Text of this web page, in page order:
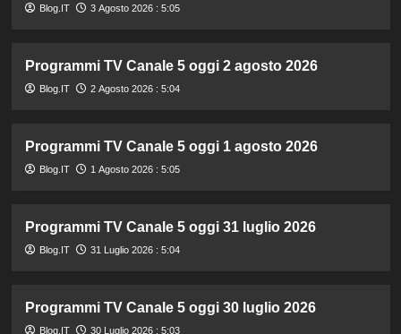
Blog.IT 3 Agosto 2026 : 5:05
Programmi TV Canale 5 oggi 2 agosto 2026
Blog.IT 2 Agosto 2026 : 5:04
Programmi TV Canale 5 oggi 1 agosto 2026
Blog.IT 1 Agosto 2026 : 5:05
Programmi TV Canale 5 oggi 31 luglio 2026
Blog.IT 31 Luglio 2026 : 5:04
Programmi TV Canale 5 oggi 30 luglio 2026
Blog.IT 30 Luglio 2026 : 5:03